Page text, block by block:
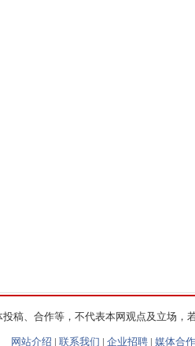
稿、合作等，不代表本网观点及立场
网站介绍 | 联系我们 | 企业招聘 | 媒体合作